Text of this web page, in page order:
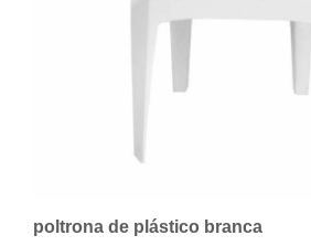
poltrona de plástico branca